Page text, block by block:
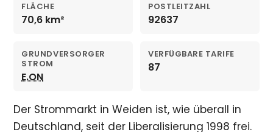
FLÄCHE
70,6 km²
POSTLEITZAHL
92637
GRUNDVERSORGER
STROM
E.ON
VERFÜGBARE TARIFE
87
Der Strommarkt in Weiden ist, wie überall in
Deutschland, seit der Liberalisierung 1998 frei.